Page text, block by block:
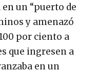
un “puerto de
y amenazó
por ciento a
que ingresen a
en un